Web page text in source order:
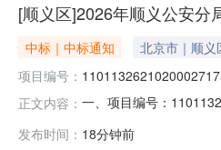
[顺义区]2026年顺义公安分
中标｜中标通知 北京市｜顺义
项目编号：
正文内容： 一、项目编号：
信用代码中标金额中标
发布时间： 18分钟前